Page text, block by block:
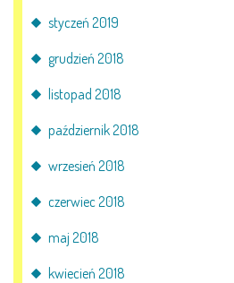
styczeń 2019
grudzień 2018
listopad 2018
październik 2018
wrzesień 2018
czerwiec 2018
maj 2018
kwiecień 2018